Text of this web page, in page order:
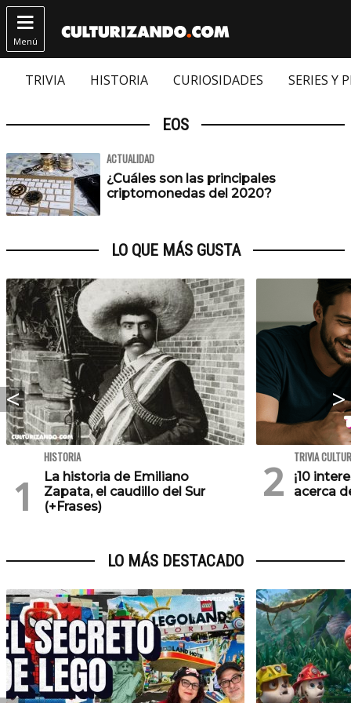

Menú
TRIVIA HISTORIA CURIOSIDADES SERIES Y
EOS
ACTUALIDAD
¿Cuáles son las principales
criptomonedas del 2020?
LO QUE MÁS GUSTA
HISTORIA
La historia de Emiliano
Zapata, el caudillo del Sur
(+Frases)
TRIVIA
¡10
acerca
LO MÁS DESTACADO